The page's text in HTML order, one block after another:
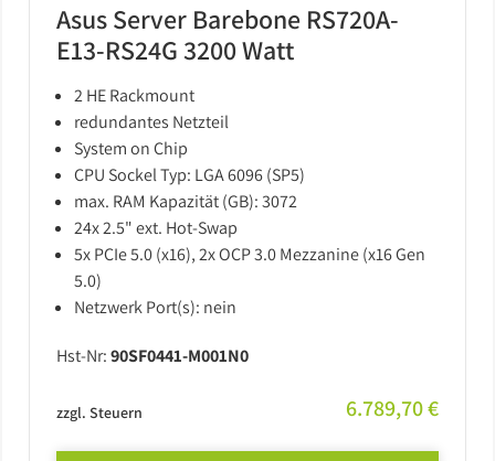
Asus Server Barebone RS720A-
E13-RS24G 3200 Watt
2 HE Rackmount
redundantes Netzteil
System on Chip
CPU Sockel Typ: LGA 6096 (SP5)
max. RAM Kapazität (GB): 3072
24x 2.5" ext. Hot-Swap
5x PCIe 5.0 (x16), 2x OCP 3.0 Mezzanine (x16 Gen
5.0)
Netzwerk Port(s): nein
Hst-Nr:90SF0441-M001N0
zzgl. Steuern 6.789,70 €